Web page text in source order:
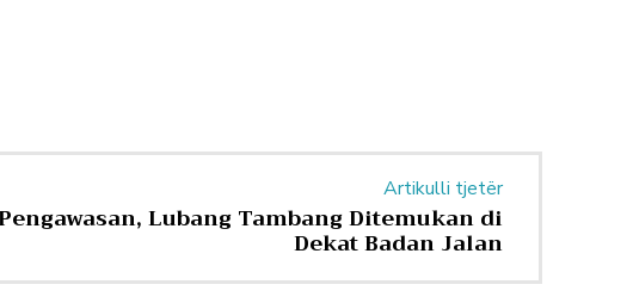
Artikulli tjetër
Lubang Tambang Ditemukan di
Dekat Badan Jalan